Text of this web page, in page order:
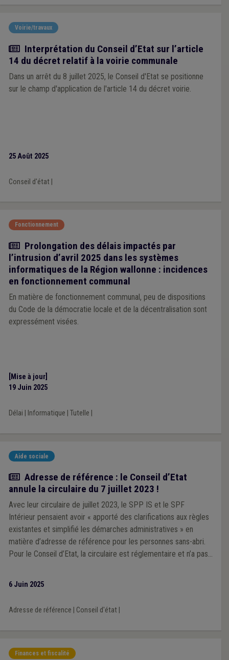
Voirie/travaux
Actualité
Interprétation du Conseil d’Etat sur l’article
14 du décret relatif à la voirie communale
Dans un arrêt du 8 juillet 2025, le Conseil d'Etat se positionne
sur le champ d'application de l'article 14 du décret voirie.
25 Août 2025
Conseil d'état|
Fonctionnement
Actualité
Prolongation des délais impactés par
l’intrusion d’avril 2025 dans les systèmes
informatiques de la Région wallonne : incidences
en fonctionnement communal
En matière de fonctionnement communal, peu de dispositions
du Code de la démocratie locale et de la décentralisation sont
expressément visées.
[Mise à jour]
19 Juin 2025
Délai Informatique Tutelle
Aide sociale
Actualité
Adresse de référence : le Conseil d’Etat
annule la circulaire du 7 juillet 2023 !
Avec leur circulaire de juillet 2023, le SPP IS et le SPF
Intérieur pensaient avoir « apporté des clarifications aux règles
existantes et simplifié les démarches administratives » en
matière d’adresse de référence pour les personnes sans-abri.
Pour le Conseil d’Etat, la circulaire est réglementaire et n’a pas
6 Juin 2025
Adresse de référence Conseil d'état|
Finances et fiscalité